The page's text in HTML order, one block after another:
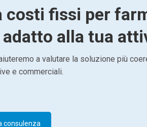
costi fissi per
alla tua
a valutare la soluzione più
e commerciali.
consulenza